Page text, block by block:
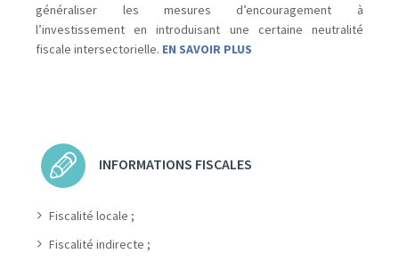
généraliser les mesures d’encouragement à
l’investissement en introduisant une certaine neutralité
fiscale intersectorielle. EN SAVOIR PLUS
INFORMATIONS FISCALES
Fiscalité locale ;
Fiscalité indirecte ;